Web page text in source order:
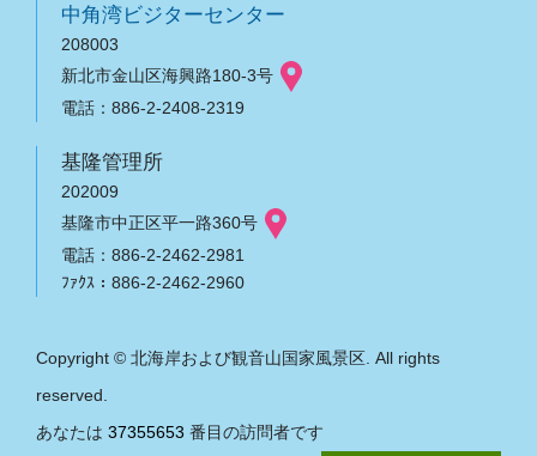
中角湾ビジターセンター
208003
新北市金山区海興路180-3号
電話：886-2-2408-2319
基隆管理所
202009
基隆市中正区平一路360号
電話：886-2-2462-2981
ﾌｧｸｽ：886-2-2462-2960
Copyright © 北海岸および観音山国家風景区. All rights
reserved.
あなたは 37355653 番目の訪問者です